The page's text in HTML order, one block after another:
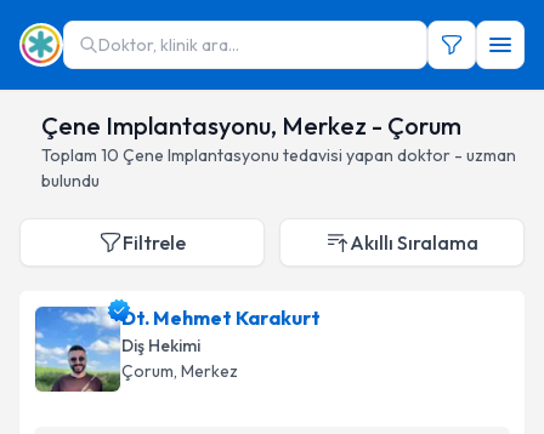
Doktor, klinik ara...
Çene Implantasyonu, Merkez - Çorum
Toplam 10 Çene Implantasyonu tedavisi yapan doktor - uzman
bulundu
Filtrele Akıllı Sıralama
Dt. Mehmet Karakurt
Diş Hekimi
Çorum, Merkez